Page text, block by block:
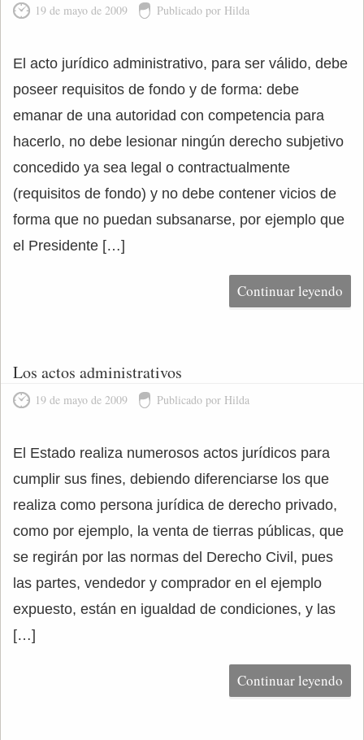
19 de mayo de 2009 Publicado por Hilda
El acto jurídico administrativo, para ser válido, debe
poseer requisitos de fondo y de forma: debe
emanar de una autoridad con competencia para
hacerlo, no debe lesionar ningún derecho subjetivo
concedido ya sea legal o contractualmente
(requisitos de fondo) y no debe contener vicios de
forma que no puedan subsanarse, por ejemplo que
el Presidente […]
Continuar leyendo
Los actos administrativos
19 de mayo de 2009 Publicado por Hilda
El Estado realiza numerosos actos jurídicos para
cumplir sus fines, debiendo diferenciarse los que
realiza como persona jurídica de derecho privado,
como por ejemplo, la venta de tierras públicas, que
se regirán por las normas del Derecho Civil, pues
las partes, vendedor y comprador en el ejemplo
expuesto, están en igualdad de condiciones, y las
[…]
Continuar leyendo